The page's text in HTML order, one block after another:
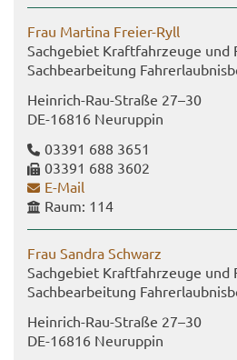
Frau Mar­ti­na Freier-​Ryll
Sach­ge­biet Kraft­fahr­zeu­ge und
Sach­be­ar­bei­tung
Heinrich-​Rau-Straße 27–30
DE-​16816 Neu­rup­pin
03391 688 3651
03391 688 3602
E-​Mail
Raum: 114
Frau San­dra Schwarz
Sach­ge­biet Kraft­fahr­zeu­ge und
Sach­be­ar­bei­tung
Heinrich-​Rau-Straße 27–30
DE-​16816 Neu­rup­pin